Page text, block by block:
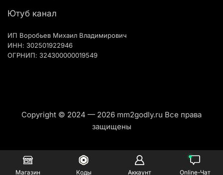
Магазин Коды Аккаунт Online-Чат
Ютуб канал
ИП Воробьев Михаил Владимирович
ИНН: 302501922946
ОГРНИП: 324300000019549
Copyright © 2024 — 2026 mm2godly.ru Все права
защищены